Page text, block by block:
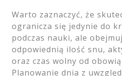
Warto zaznaczyć, że
ogranicza się jedynie do
podczas nauki, ale
odpowiednią ilość snu,
oraz czas wolny od
Planowanie dnia z